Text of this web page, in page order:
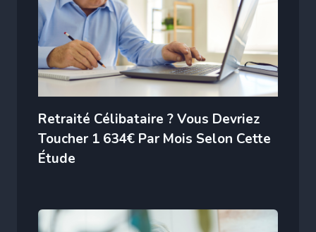
Retraité Célibataire ? Vous Devriez
Toucher 1 634€ Par Mois Selon Cette
Étude